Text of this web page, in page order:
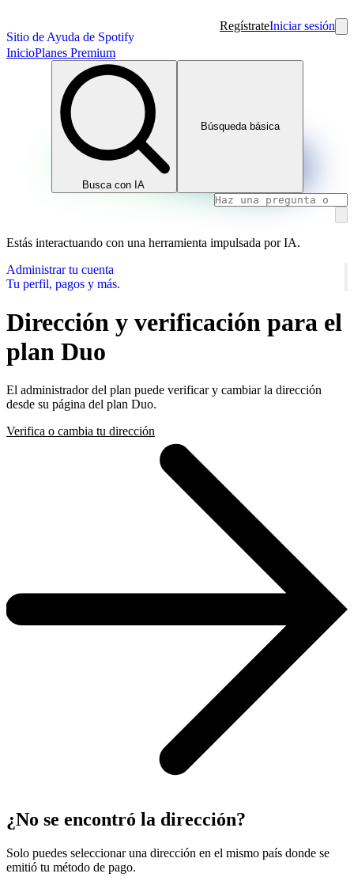
Sitio de Ayuda de Spotify
RegístrateIniciar sesión
InicioPlanes Premium
Busca con IA
Búsqueda básica
Estás interactuando con una herramienta impulsada por IA.
Administrar tu cuenta
Tu perfil, pagos y más.
Dirección y verificación para el
plan Duo
El administrador del plan puede verificar y cambiar la dirección
desde su página del plan Duo.
Verifica o cambia tu dirección
¿No se encontró la dirección?
Solo puedes seleccionar una dirección en el mismo país donde se
emitió tu método de pago.